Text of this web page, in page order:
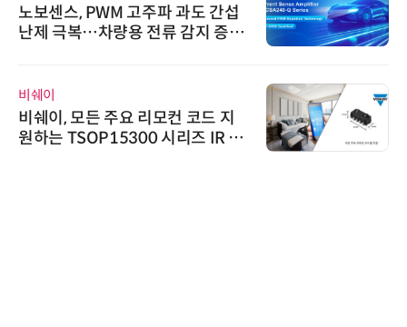
과도 간섭
감지 증폭
코드 지
즈 IR 수
슈퍼솔루션, 2026
ooling Summit 성황리
위고페어
위고페어, 서울AI허브
환(AX) 지원사업' 컨소시